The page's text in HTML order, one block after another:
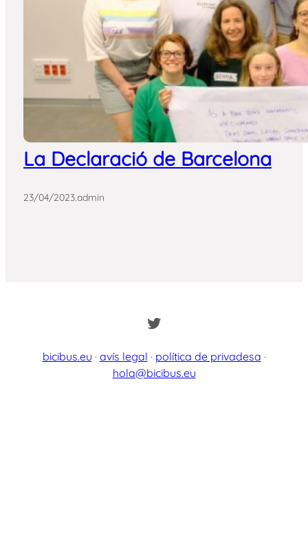
La Declaració de Barcelona
23/04/2023.admin
Twitter
bicibus.eu · avís legal · política de privadesa ·
hola@bicibus.eu